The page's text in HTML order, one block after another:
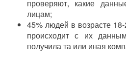
проверяют, какие
лицам;
45% людей в возрасте
происходит с их
получила та или иная